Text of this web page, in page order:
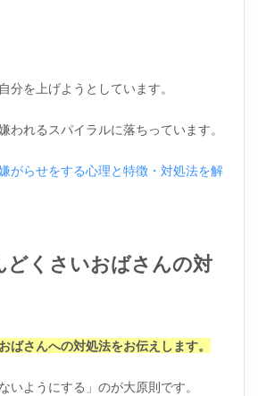
分を上げようとしています。
われるスパイラルに落ちっています。
がらせをする心理と特徴・対処法を解
どくさいおばさんの対
ばさんへの対処法をお伝えします。
いようにする」のが大原則です。